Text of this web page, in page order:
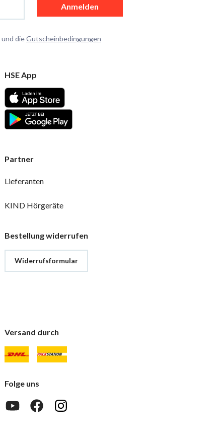
Anmelden
und dieGutscheinbedingungen
HSE App
Partner
Lieferanten
KIND Hörgeräte
Bestellung widerrufen
Widerrufsformular
Versand durch
Folge uns